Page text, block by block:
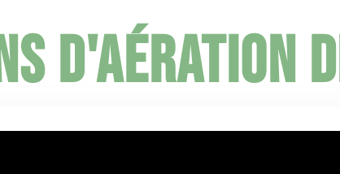
d'aération